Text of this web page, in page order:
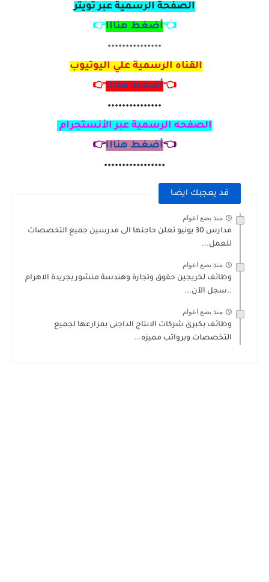
الصفحة الرسمية عبر تويتر
👈أضغط هنااا👉
٠٠٠٠٠٠٠٠٠٠٠٠٠٠٠
القناه الرسمية علي اليوتيوب
👈أضغط هنااا👉
٠٠٠٠٠٠٠٠٠٠٠٠٠٠٠
الصفحه الرسمية عبر الأنستجرام
👈أضغط هنااا👉
٠٠٠٠٠٠٠٠٠٠٠٠٠٠٠٠٠
قد يعجبك ايضا
منذ بضع اعوام
مدارس 30 يونيو تعلن حاجتها الى مدرسين جميع التخصصات
للعمل...
منذ بضع اعوام
وظائف لخريجين حقوق وتجارة وهندسة منشور بجريدة الاهرام
..سجل الآن...
منذ بضع اعوام
وظائف بكبرى شركات الانتاج الداجنى بمزارعها لجميع
التخصصات وبرواتب مميزه...